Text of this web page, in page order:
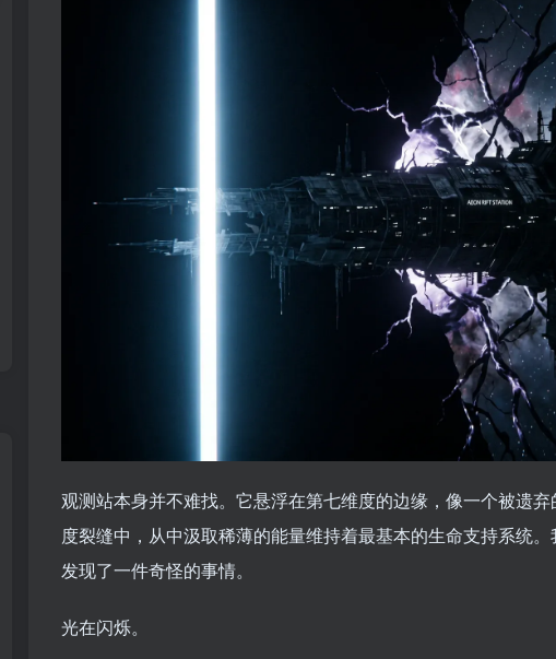
观测站本身并不难找。它悬浮在第七维度的边缘，像一个被遗
度裂缝中，从中汲取稀薄的能量维持着最基本的生命支持系统
发现了一件奇怪的事情。
光在闪烁。